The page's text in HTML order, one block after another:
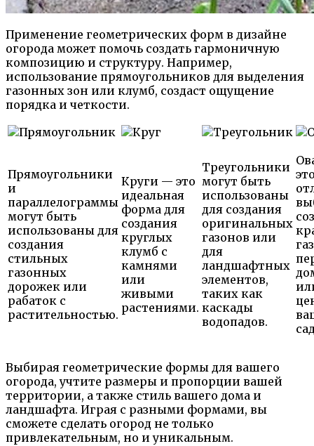
Применение геометрических форм в дизайне
огорода может помочь создать гармоничную
композицию и структуру. Например,
использование прямоугольников для выделения
газонных зон или клумб, создаст ощущение
порядка и четкости.
Прямоугольники
и
параллелограммы
могут быть
использованы для
создания
стильных
газонных
дорожек или
рабаток с
растительностью.
Круги — это
идеальная
форма для
создания
круглых
клумб с
камнями
или
живыми
растениями.
Треугольники
могут быть
использованы
для создания
оригинальных
газонов или
для
ландшафтных
элементов,
таких как
каскады
водопадов.
Выбирая геометрические формы для вашего
огорода, учтите размеры и пропорции вашей
территории, а также стиль вашего дома и
ландшафта. Играя с разными формами, вы
сможете сделать огород не только
привлекательным, но и уникальным.